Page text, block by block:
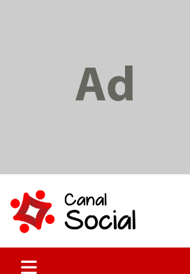
content
Canal Social